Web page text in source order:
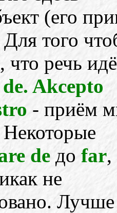
(его
того
речь
Akcepto
- приём
de до far,
не